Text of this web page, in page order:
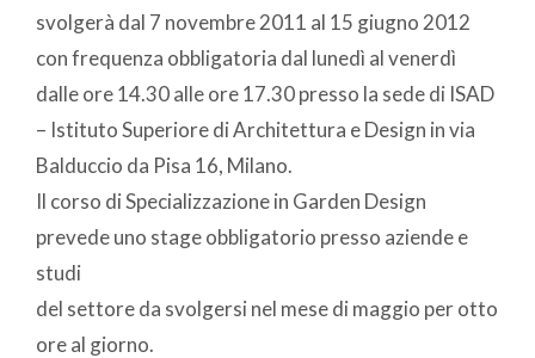
svolgerà dal 7 novembre 2011 al 15 giugno 2012
con frequenza obbligatoria dal lunedì al venerdì
dalle ore 14.30 alle ore 17.30 presso la sede di ISAD
– Istituto Superiore di Architettura e Design in via
Balduccio da Pisa 16, Milano.
Il corso di Specializzazione in Garden Design
prevede uno stage obbligatorio presso aziende e
studi
del settore da svolgersi nel mese di maggio per otto
ore al giorno.